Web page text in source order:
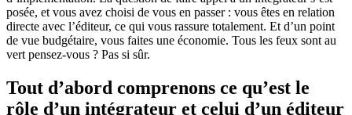
posée, et vous avez choisi de vous en passer : vous êtes en relation
directe avec l’éditeur, ce qui vous rassure totalement. Et d’un point
de vue budgétaire, vous faites une économie. Tous les feux sont au
vert pensez-vous ? Pas si sûr.
Tout d’abord comprenons ce qu’est le
rôle d’un intégrateur et celui d’un éditeur